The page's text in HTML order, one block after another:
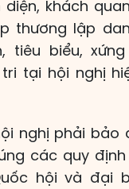
khách
thương lập
tiêu biểu,
tại hội nghị
nghị phải bảo
các quy định
hội và đại